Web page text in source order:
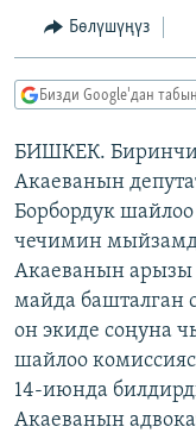
МАДАНИЯТ
ТВ ПРОГРАММАЛАР
ЭКСПЕРТТЕР ТАЛДАЙТ
БИЗ ЖАНА ДҮЙНӨ
ДАНИСТЕ
ЭЖЕ-СИҢДИЛЕР
АЗАТТЫК+
ЫҢГАЙСЫЗ СУРООЛОР
ӨЗГӨЧӨ ПИКИР
Русский
ОНЛАЙН ШЕРИНЕ
ЭЕ/АРнун
Бөлүшүңүз
Бизди Google'дан
БИШКЕК. Биринчи
Акаеванын
Борбордук
чечимин
Акаеванын арызы
майда башталган
он экиде соңуна
шайлоо
14-июнда
Акаеванын